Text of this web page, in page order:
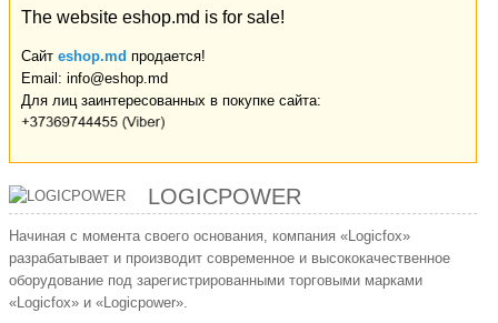
The website eshop.md is for sale!
Сайт eshop.md продается!
Email: info@eshop.md
Для лиц заинтересованных в покупке сайта:
LOGICPOWER
Начиная с момента своего основания, компания «Logicfox»
разрабатывает и производит современное и высококачественное
оборудование под зарегистрированными торговыми марками
«Logicfox» и «Logicpower».